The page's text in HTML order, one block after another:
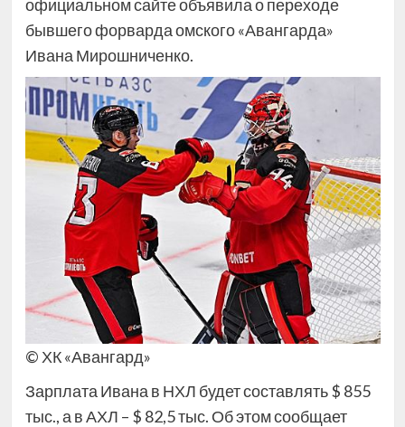
официальном сайте объявила о переходе
бывшего форварда омского «Авангарда»
Ивана Мирошниченко.
© ХК «Авангард»
Зарплата Ивана в НХЛ будет составлять $ 855
тыс., а в АХЛ – $ 82,5 тыс. Об этом сообщает